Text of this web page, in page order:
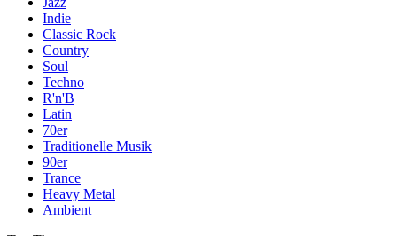
Indie
Classic Rock
Country
Soul
Techno
R'n'B
Latin
70er
Traditionelle Musik
90er
Trance
Heavy Metal
Ambient